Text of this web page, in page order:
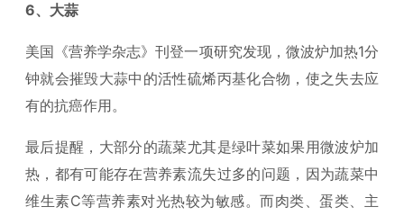
6、大蒜
美国《营养学杂志》刊登一项研究发现，微波炉加热1分
钟就会摧毁大蒜中的活性硫烯丙基化合物，使之失去应
有的抗癌作用。
最后提醒，大部分的蔬菜尤其是绿叶菜如果用微波炉加
热，都有可能存在营养素流失过多的问题，因为蔬菜中
维生素C等营养素对光热较为敏感。而肉类、蛋类、主